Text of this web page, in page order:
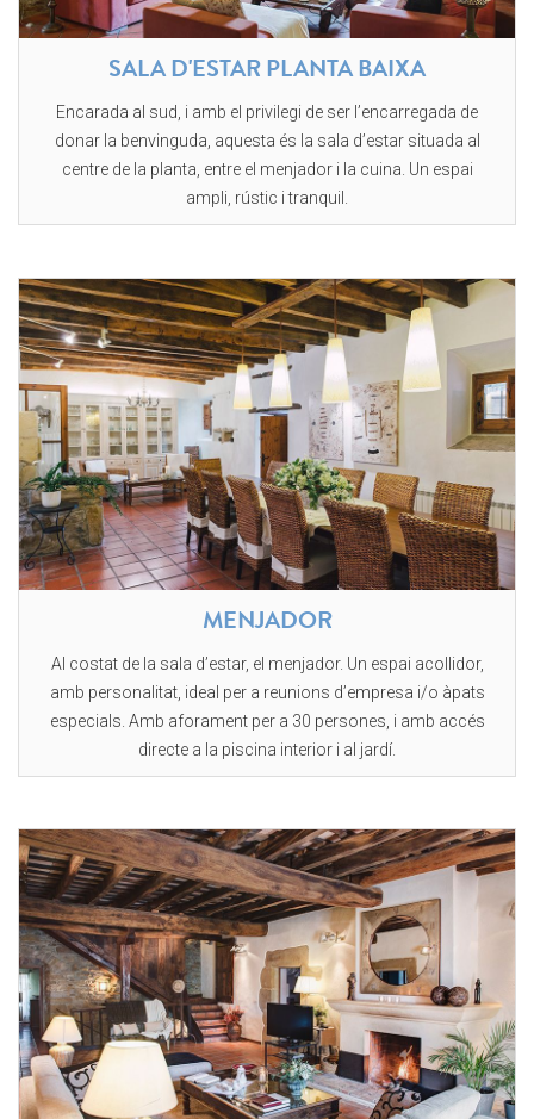
SALA D'ESTAR PLANTA BAIXA
Encarada al sud, i amb el privilegi de ser l’encarregada de
donar la benvinguda, aquesta és la sala d’estar situada al
centre de la planta, entre el menjador i la cuina. Un espai
ampli, rústic i tranquil.
MENJADOR
Al costat de la sala d’estar, el menjador. Un espai acollidor,
amb personalitat, ideal per a reunions d’empresa i/o àpats
especials. Amb aforament per a 30 persones, i amb accés
directe a la piscina interior i al jardí.